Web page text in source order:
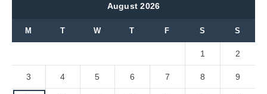
August 2026
M T W T F S S
1 2
3 4 5 6 7 8 9